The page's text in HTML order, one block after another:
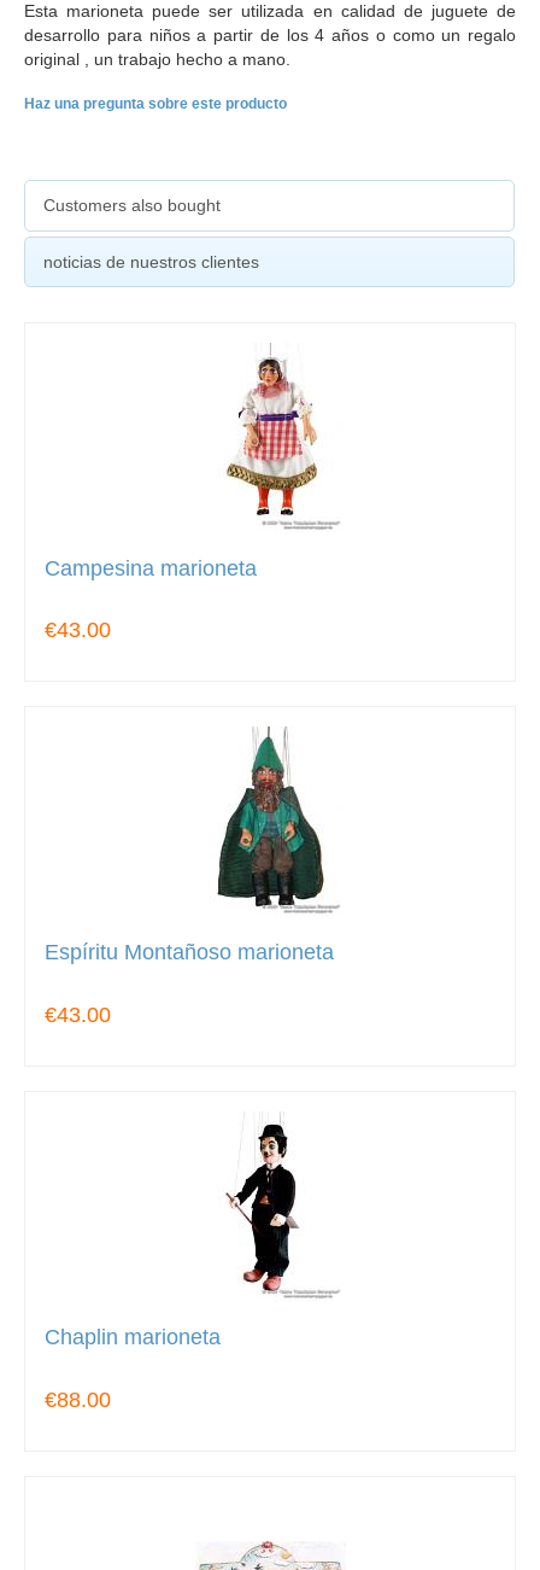
Esta marioneta puede ser utilizada en calidad de juguete de
desarrollo para niños a partir de los 4 años o como un regalo
original , un trabajo hecho a mano.
Haz una pregunta sobre este producto
Customers also bought
noticias de nuestros clientes
Campesina marioneta
€43.00
Espíritu Montañoso marioneta
€43.00
Chaplin marioneta
€88.00